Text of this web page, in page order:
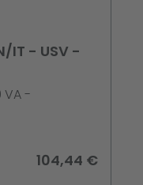
IT - USV -
-
104,44 €